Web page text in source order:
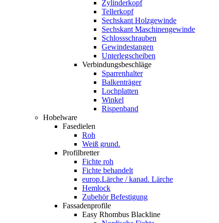
Zylinderkopf
Tellerkopf
Sechskant Holzgewinde
Sechskant Maschinengewinde
Schlossschrauben
Gewindestangen
Unterlegscheiben
Verbindungsbeschläge
Sparrenhalter
Balkenträger
Lochplatten
Winkel
Rispenband
Hobelware
Fasedielen
Roh
Weiß grund.
Profilbretter
Fichte roh
Fichte behandelt
europ.Lärche / kanad. Lärche
Hemlock
Zubehör Befestigung
Fassadenprofile
Easy Rhombus Blackline